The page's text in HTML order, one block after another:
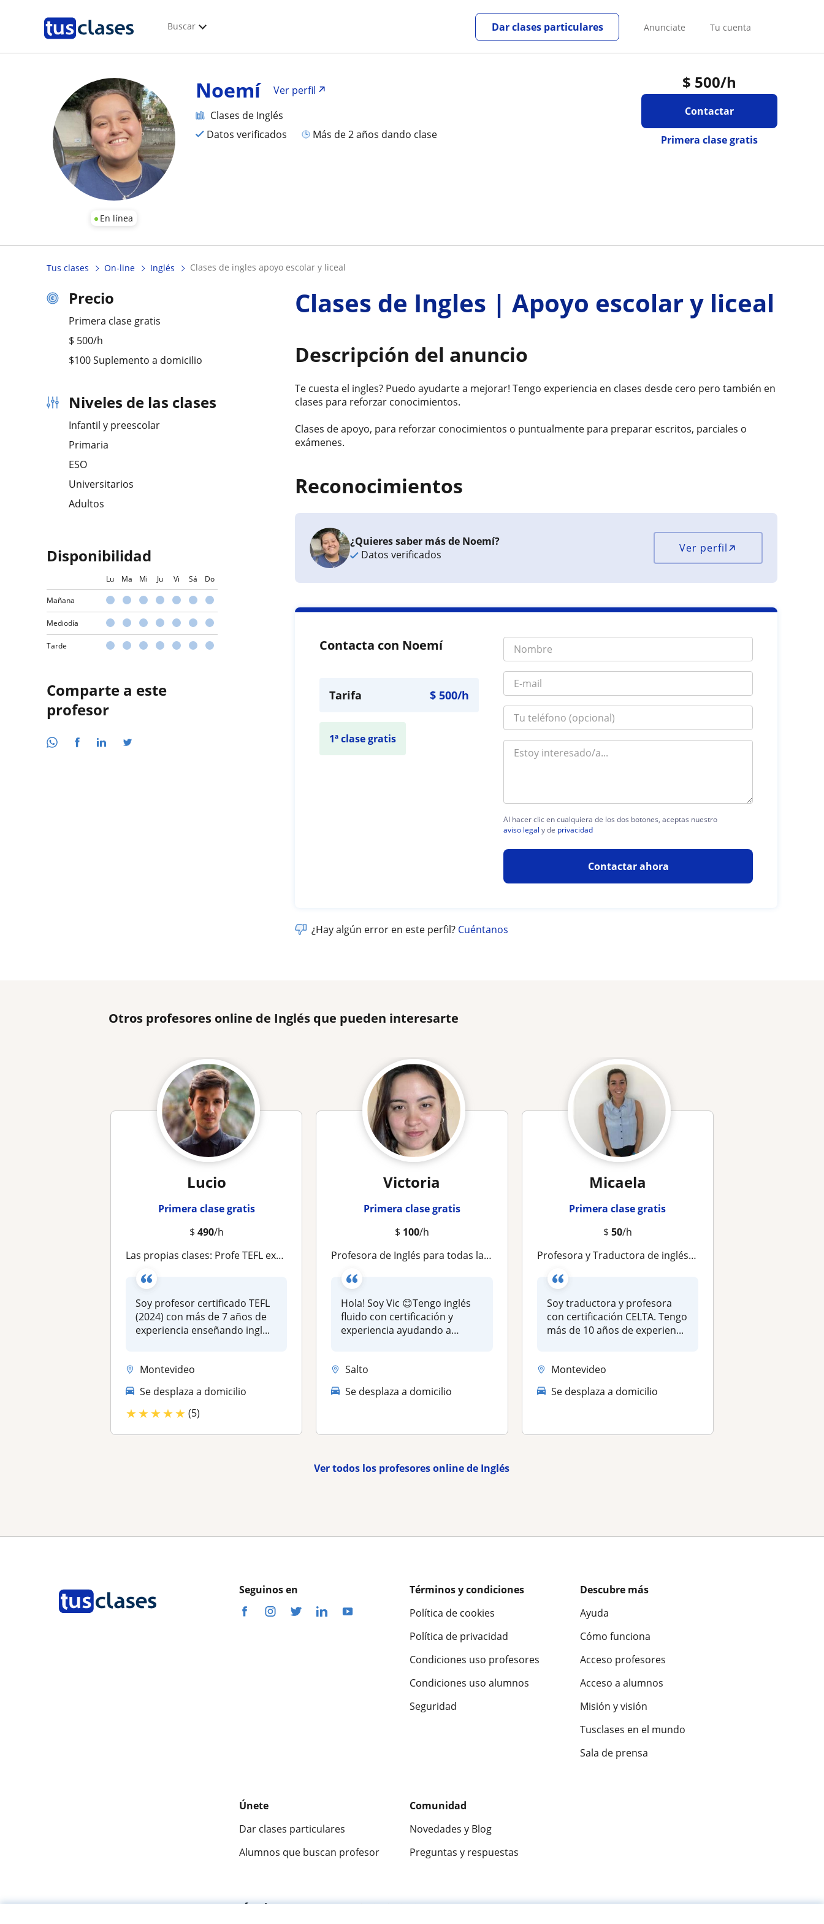
Buscar Anunciate Tu cuenta
Dar clases particulares
En línea
$ 500/h
Contactar
Primera clase gratis
Noemí
Ver perfil
Clases de Inglés
Datos verificados
más de 2 años dando clase
Tus clases On-line Inglés clases de ingles apoyo escolar y liceal
Precio
Primera clase gratis
$ 500/h
$100 Suplemento a domicilio
Niveles de las clases
Infantil y preescolar
Primaria
ESO
Universitarios
Adultos
Disponibilidad
Lu Ma Mi Ju Vi Sá Do
Mañana
Mediodía
Tarde
Comparte a este
profesor
Clases de Ingles | Apoyo escolar y liceal
Descripción del anuncio
Te cuesta el ingles? Puedo ayudarte a mejorar! Tengo experiencia en clases desde cero pero también en
clases para reforzar conocimientos.
Clases de apoyo, para reforzar conocimientos o puntualmente para preparar escritos, parciales o
exámenes.
Reconocimientos
¿Quieres saber más de Noemí?
Datos verificados
Ver perfil
Contacta con Noemí
Tarifa $500/h
1ª clase gratis
Al hacer clic en cualquiera de los dos botones, aceptas nuestro
aviso legal y de privacidad
Contactar ahora
¿Hay algún error en este perfil? Cuéntanos
Otros profesores online de Inglés que pueden interesarte
Lucio
Primera clase gratis
$ 490/h
Las propias clases: Profe TEFL experimentado en IELTS, Cambridge y Business English
Soy profesor certificado TEFL
(2024) con más de 7 años de
experiencia enseñando ingl...
Montevideo
Se desplaza a domicilio
★★★★★ (5)
Victoria
Primera clase gratis
$ 100/h
Profesora de Inglés para todas las edades
Hola! Soy Vic 😊Tengo inglés
fluido con certificación y
experiencia ayudando a
Salto
Se desplaza a domicilio
Micaela
Primera clase gratis
$ 50/h
Profesora y Traductora de inglés- clases online
Soy traductora y profesora
con certificación CELTA. Tengo
más de 10 años de experien...
Montevideo
Se desplaza a domicilio
Ver todos los profesores online de Inglés
Seguinos en
Términos y condiciones
Política de cookies
Política de privacidad
Condiciones uso profesores
Condiciones uso alumnos
Seguridad
Descubre más
Ayuda
Cómo funciona
Acceso profesores
Acceso a alumnos
Misión y visión
Tusclases en el mundo
Sala de prensa
Únete
Dar clases particulares
Alumnos que buscan profesor
Comunidad
Novedades y Blog
Preguntas y respuestas
Fantástica 9,5/10 ★★★★★